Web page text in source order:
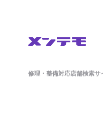
修理・整備対応店舗検索サ